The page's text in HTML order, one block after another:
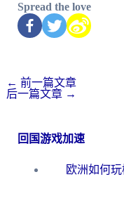
Spread the love
← 前一篇文章
后一篇文章 →
回国游戏加速